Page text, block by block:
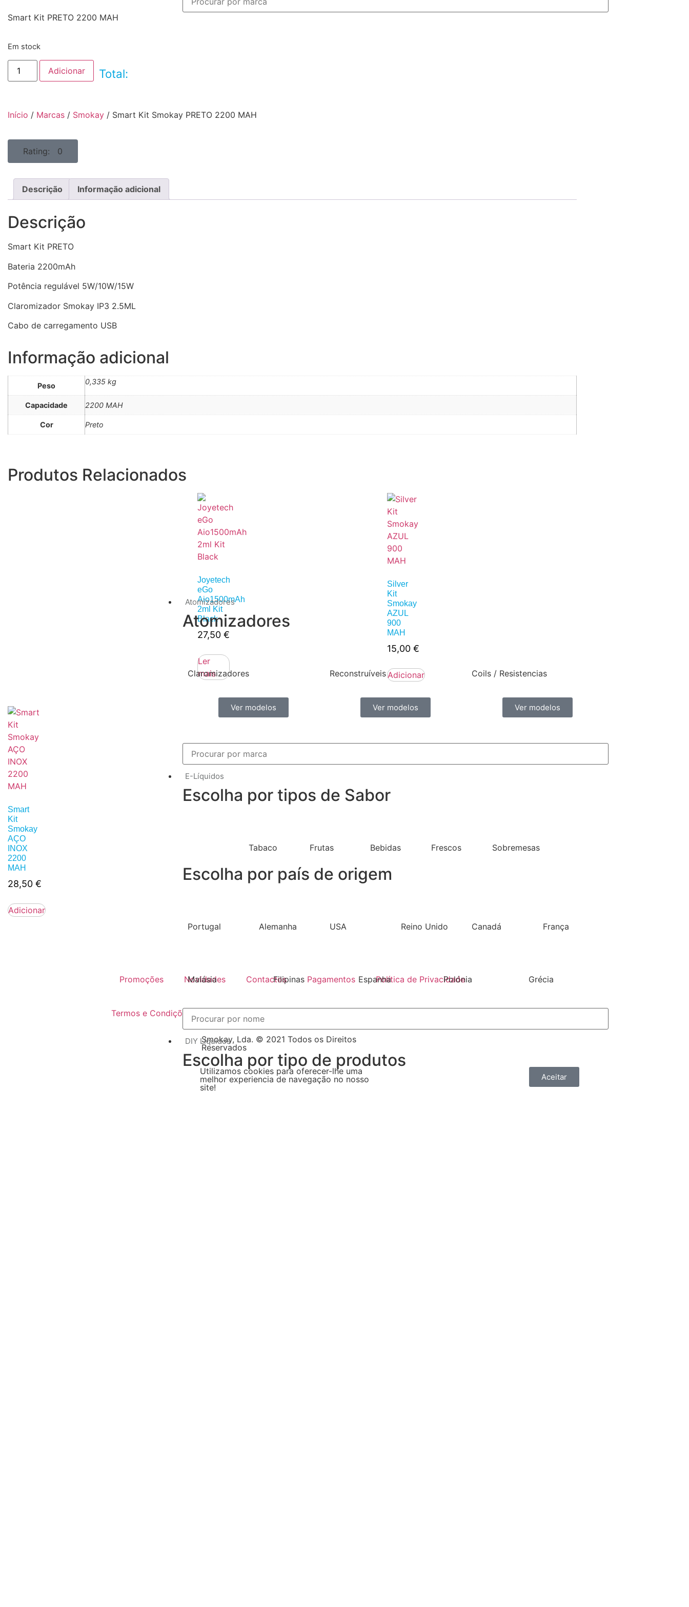
Atomizadores
Atomizadores
Claromizadores
Ver modelos
Reconstruíveis
Ver modelos
Coils / Resistencias
Ver modelos
E-Líquidos
Escolha por tipos de Sabor
Tabaco Frutas Bebidas Frescos Sobremesas
Escolha por país de origem
Portugal Alemanha USA Reino Unido Canadá França
Malásia Filipinas Espanha Polónia Grécia
DIY Líquidos
Escolha por tipo de produtos
Smart Kit PRETO 2200 MAH
Em stock
Adicionar Total:
Início / Marcas / Smokay / Smart Kit Smokay PRETO 2200 MAH
Rating: 0
Descrição Informação adicional
Descrição
Smart Kit PRETO
Bateria 2200mAh
Potência regulável 5W/10W/15W
Claromizador Smokay IP3 2.5ML
Cabo de carregamento USB
Informação adicional
Peso 0,335 kg
Capacidade 2200 MAH
Cor Preto
Produtos Relacionados
Joyetech
eGo
Aio1500mAh
2ml Kit
Black
27,50 €
Ler
mais
Silver
Kit
Smokay
AZUL
900
MAH
15,00 €
Adicionar
Smart
Kit
Smokay
AÇO
INOX
2200
MAH
28,50 €
Adicionar
Promoções Novidades Contactos Pagamentos Política de Privacidade
Termos e Condições
Smokay, Lda. © 2021 Todos os Direitos
Reservados
Utilizamos cookies para oferecer-lhe uma
melhor experiencia de navegação no nosso
site!
Aceitar